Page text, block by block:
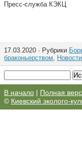
Пресс-служба КЭКЦ
17.03.2020 · Рубрики
браконьерством, Новости
В начало | Полная
© Киевский эколого-